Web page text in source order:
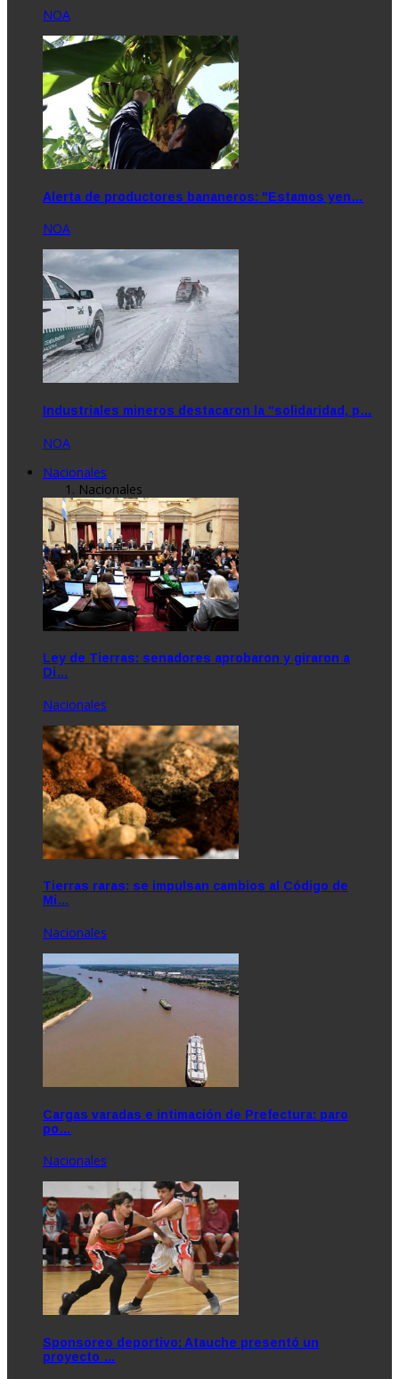
NOA
Alerta de productores bananeros: "Estamos yen…
NOA
Industriales mineros destacaron la “solidaridad, p…
NOA
Nacionales
Nacionales
Ley de Tierras: senadores aprobaron y giraron a
Di…
Nacionales
Tierras raras: se impulsan cambios al Código de
Mi…
Nacionales
Cargas varadas e intimación de Prefectura: paro
po…
Nacionales
Sponsoreo deportivo: Atauche presentó un
proyecto …